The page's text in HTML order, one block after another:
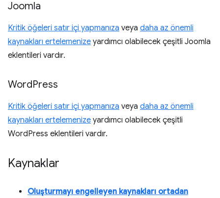
Joomla
Kritik öğeleri satır içi yapmanıza veya daha az önemli
kaynakları ertelemenize yardımcı olabilecek çeşitli Joomla
eklentileri vardır.
WordPress
Kritik öğeleri satır içi yapmanıza veya daha az önemli
kaynakları ertelemenize yardımcı olabilecek çeşitli
WordPress eklentileri vardır.
Kaynaklar
Oluşturmayı engelleyen kaynakları ortadan